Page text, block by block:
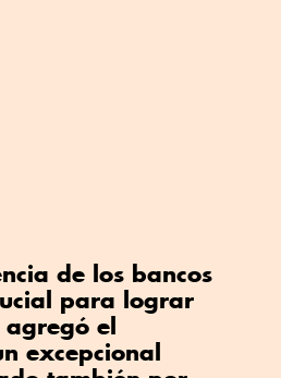
de los bancos
para lograr
el
excepcional